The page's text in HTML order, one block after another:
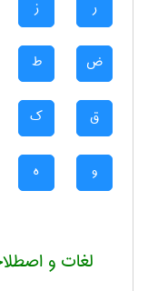
ر ز
ض ط
ق ک
و ه
لغات و